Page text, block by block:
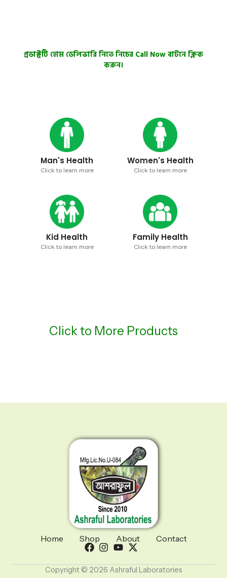
প্রডাক্টটি হোম ডেলিভারি নিতে নিচের Call Now বাটনে ক্লিক
করুন।
Man's Health
Click to learn more
Women's Health
Click to learn more
Kid Health
Click to learn more
Family Health
Click to learn more
Click to More Products
Home Shop About Contact
Copyright © 2026 Ashraful Laboratories